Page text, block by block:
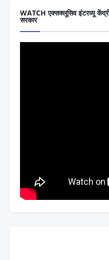
WATCH एक्सक्लूसिव इंटरव्यू
सरकार